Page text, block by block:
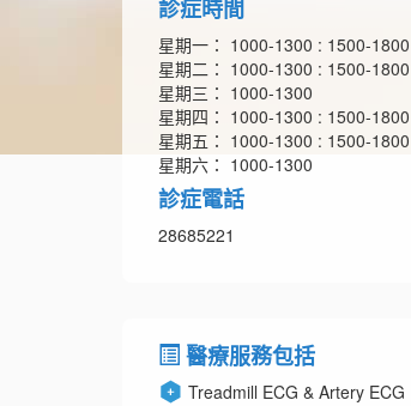
診症時間
星期一： 1000-1300 : 1500-1800
星期二： 1000-1300 : 1500-1800
星期三： 1000-1300
星期四： 1000-1300 : 1500-1800
星期五： 1000-1300 : 1500-1800
星期六： 1000-1300
診症電話
28685221
醫療服務包括
Treadmill ECG & Artery ECG